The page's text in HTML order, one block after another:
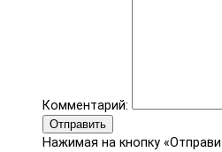
Комментарий:
Отправить
Нажимая на кнопку